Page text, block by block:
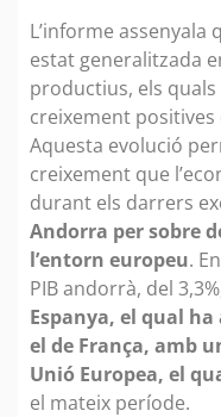
L’informe assenyala
estat generalitzada
productius, els
creixement
Aquesta evolució
creixement que
durant els darrers
Andorra per sobre
l’entorn europeu.
PIB andorrà, del
Espanya, el qual
el de França, amb
Unió Europea, el
el mateix període.